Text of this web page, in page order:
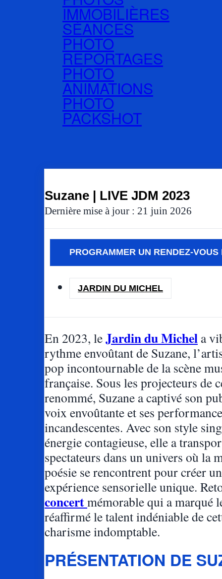
IMMOBILIÈRES
SÉANCES
PHOTO
REPORTAGES
PHOTO
ANIMATIONS
PHOTO
PACKSHOT
Suzane | LIVE JDM 2023
Dernière mise à jour : 21 juin 2026
PROGRAMMER UN RENDEZ-VOUS
JARDIN DU MICHEL
En 2023, leJardin du Michel a
rythme envoûtant de Suzane,
pop incontournable de la scène
française. Sous les projecteurs de
renommé, Suzane a captivé son
voix envoûtante et ses
incandescentes. Avec son style
énergie contagieuse, elle a
spectateurs dans un univers où la
poésie se rencontrent pour créer
expérience sensorielle unique.
concertmémorable qui a marqué
réaffirmé le talent indéniable de
charisme indomptable.
PRÉSENTATION DE